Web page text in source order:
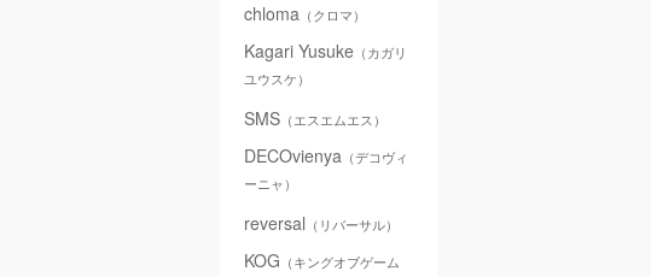
chloma （クロマ）
Kagari Yusuke （カガリ
ユウスケ）
SMS （エスエムエス）
DECOvienya （デコヴィ
ーニャ）
reversal （リバーサル）
KOG （キングオブゲーム